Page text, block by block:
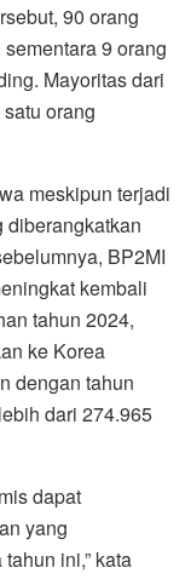
90 orang
9 orang
Mayoritas dari
orang
meskipun terjadi
diberangkatkan
BP2MI
kembali
tahun 2024,
ke Korea
dengan tahun
dari 274.965
dapat
yang
ini,” kata